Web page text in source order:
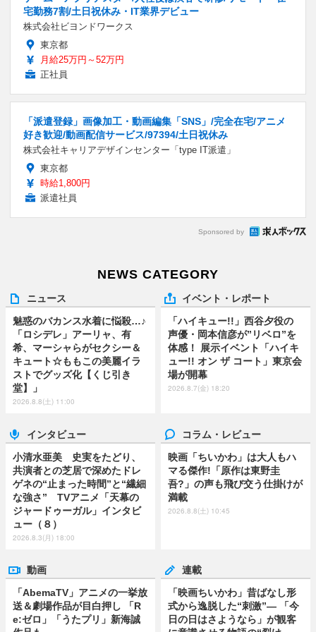
宅勤務7割/土日祝休み・IT業界デビュー
株式会社ビヨンドワークス
東京都
月給25万円～52万円
正社員
「派遣登録」画像加工・動画編集「SNS」/完全在宅/アニメ
好き歓迎/動画配信サービス/97394/土日祝休み
株式会社キャリアデザインセンター「type IT派遣」
東京都
時給1,800円
派遣社員
Sponsored by
NEWS CATEGORY
ニュース
魅惑のバカンス水着に悩殺…♪
「ロシデレ」アーリャ、有
希、マーシャらがセクシー＆
キュート☆ももこの美麗イラ
ストでグッズ化【くじ引き
堂】」
2026.8.8(土) 11:00
イベント・レポート
「ハイキュー!!」西谷夕役の
声優・岡本信彦が”リベロ”を
体感！ 展示イベント「ハイキ
ュー!! オン ザ コート」東京会
場が開幕
2026.8.7(金) 18:20
インタビュー
小清水亜美 史実をたどり、
共演者との芝居で深めたドレ
ゲネの“止まった時間”と“繊細
な強さ” TVアニメ「天幕の
ジャードゥーガル」インタビ
ュー（８）
2026.8.3(月) 18:00
コラム・レビュー
映画「ちいかわ」は大人もハ
マる傑作!「原作は東野圭
吾?」の声も飛び交う仕掛けが
満載
2026.8.8(土) 10:45
動画
「AbemaTV」アニメの一挙放
送＆劇場作品が目白押し 「R
e:ゼロ」「うたプリ」新海誠
連載
「映画ちいかわ」昔ばなし形
式から逸脱した“刺激”― 「今
日の日はさようなら」が観客